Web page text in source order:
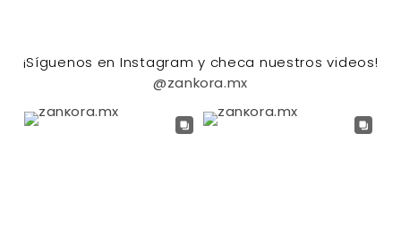
¡Síguenos en Instagram y checa nuestros videos!
@zankora.mx